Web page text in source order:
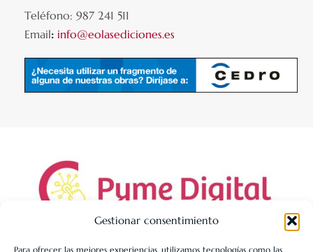
Gestionar consentimiento
Para ofrecer las mejores experiencias, utilizamos tecnologías como las
Teléfono: 987 241 511
Email: info@eolasediciones.es